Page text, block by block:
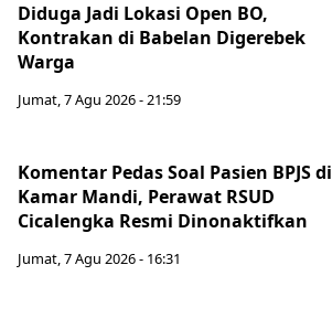
Diduga Jadi Lokasi Open BO,
Kontrakan di Babelan Digerebek
Warga
Jumat, 7 Agu 2026 - 21:59
Komentar Pedas Soal Pasien BPJS di
Kamar Mandi, Perawat RSUD
Cicalengka Resmi Dinonaktifkan
Jumat, 7 Agu 2026 - 16:31